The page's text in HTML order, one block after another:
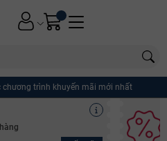
chương trình khuyến mãi mới nhất